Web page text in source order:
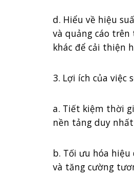
d. Hiểu về hiệu
và quảng cáo
khác để cải thiện
3. Lợi ích của việc
a. Tiết kiệm thời
nền tảng duy
b. Tối ưu hóa
và tăng cường